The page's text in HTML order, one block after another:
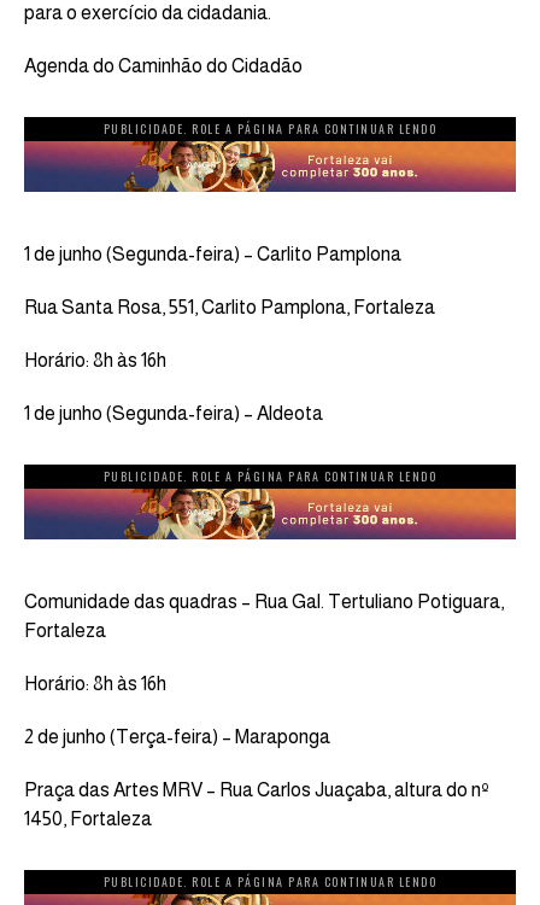
para o exercício da cidadania.
Agenda do Caminhão do Cidadão
PUBLICIDADE. ROLE A PÁGINA PARA CONTINUAR LENDO
1 de junho (Segunda-feira) – Carlito Pamplona
Rua Santa Rosa, 551, Carlito Pamplona, Fortaleza
Horário: 8h às 16h
1 de junho (Segunda-feira) – Aldeota
PUBLICIDADE. ROLE A PÁGINA PARA CONTINUAR LENDO
Comunidade das quadras – Rua Gal. Tertuliano Potiguara,
Fortaleza
Horário: 8h às 16h
2 de junho (Terça-feira) – Maraponga
Praça das Artes MRV – Rua Carlos Juaçaba, altura do nº
1450, Fortaleza
PUBLICIDADE. ROLE A PÁGINA PARA CONTINUAR LENDO